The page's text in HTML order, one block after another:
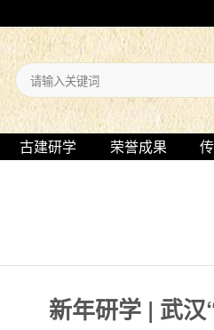
古建研学 荣誉成果
新年研学 | 武